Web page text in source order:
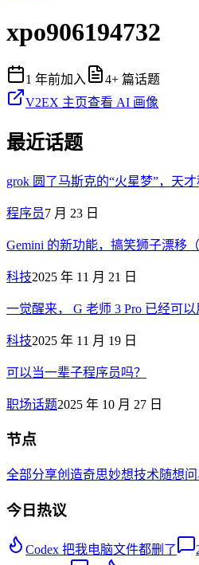
xpo906194732
1 年前加入 4+ 篇话题
V2EX 主页查看 AI 画像
最近话题
grok 圆了马斯克的“火星梦”，天
程序员7 月 23 日
Gemini 的新功能，搞笑狮子漂移（
科技2025 年 11 月 21 日
一觉醒来， G 老师 3 Pro 已经可
科技2025 年 11 月 19 日
可以当一辈子程序员吗？
职场话题2025 年 10 月 27 日
节点
全部分享创造奇思妙想技术随想
今日热议
Codex 把我电脑文件都删了